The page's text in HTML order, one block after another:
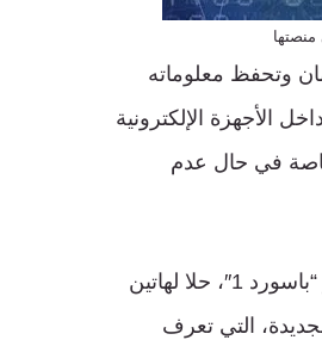
منصتها
وتحفظ معلوماته
الأجهزة الإلكترونية
في حال عدم
ووجدت “أجايل بيتس” AgileBits، الشركة المشغّلة لبرنامج إدارة كلمات المرور “باسورد 1″، حلا لهاتين
التي تعرف